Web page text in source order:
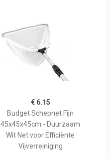
€ 6.15
Budget Schepnet Fijn
45x45x45cm - Duurzaam
Wit Net voor Efficiënte
Vijverreiniging